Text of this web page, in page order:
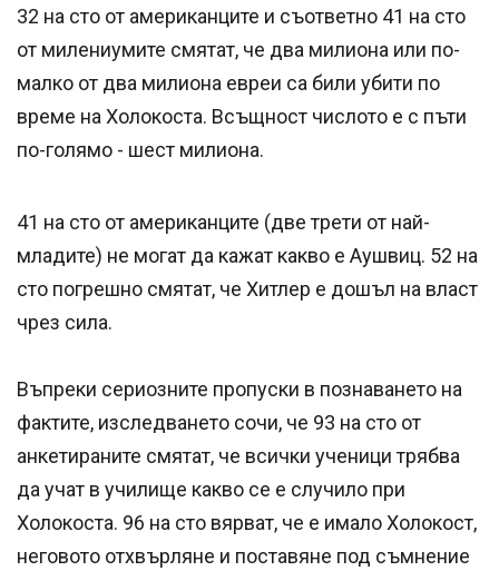
32 на сто от американците и съответно 41 на сто
от милениумите смятат, че два милиона или по-
малко от два милиона евреи са били убити по
време на Холокоста. Всъщност числото е с пъти
по-голямо - шест милиона.
41 на сто от американците (две трети от най-
младите) не могат да кажат какво е Аушвиц. 52 на
сто погрешно смятат, че Хитлер е дошъл на власт
чрез сила.
Въпреки сериозните пропуски в познаването на
фактите, изследването сочи, че 93 на сто от
анкетираните смятат, че всички ученици трябва
да учат в училище какво се е случило при
Холокоста. 96 на сто вярват, че е имало Холокост,
неговото отхвърляне и поставяне под съмнение